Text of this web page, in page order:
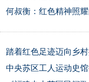
何叔衡：红色精神照
踏着红色足迹迈向乡
中央苏区工人运动史